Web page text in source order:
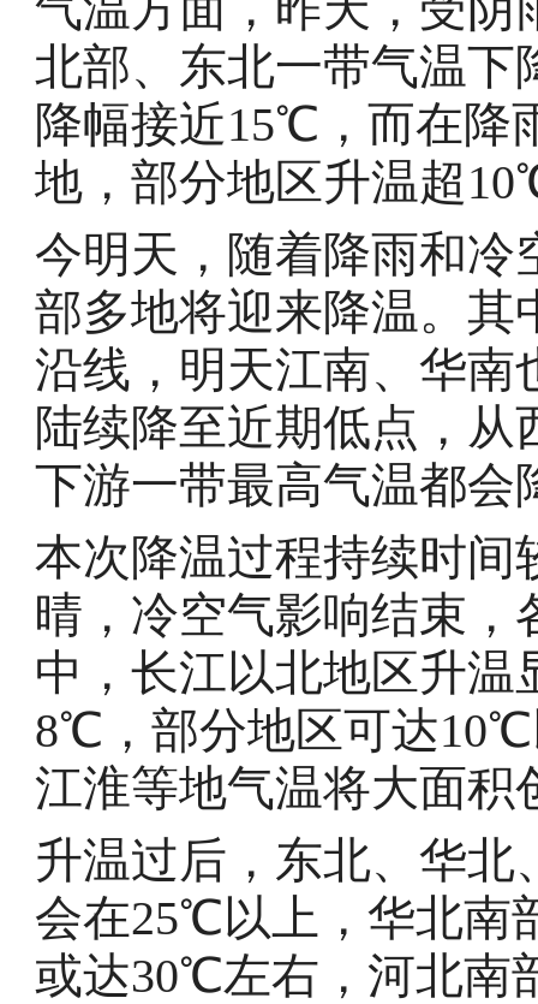
北部、东北一带气温下
降幅接近15℃，而在降
地，部分地区升温超
今明天，随着降雨和冷
部多地将迎来降温。其
沿线，明天江南、华南
陆续降至近期低点，
下游一带最高气温都
本次降温过程持续时间
晴，冷空气影响结束
中，长江以北地区升温
8℃，部分地区可达
江淮等地气温将大面积
升温过后，东北、华
会在25℃以上，华北南
或达30℃左右，河北南